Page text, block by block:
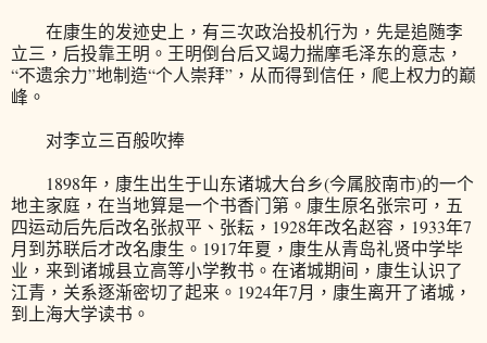
在康生的发迹史上，有三次政治投机行为，先是追随李
立三，后投靠王明。王明倒台后又竭力揣摩毛泽东的意志，
“不遗余力”地制造“个人崇拜”，从而得到信任，爬上权力的巅
峰。
对李立三百般吹捧
1898年，康生出生于山东诸城大台乡(今属胶南市)的一个
地主家庭，在当地算是一个书香门第。康生原名张宗可，五
四运动后先后改名张叔平、张耘，1928年改名赵容，1933年7
月到苏联后才改名康生。1917年夏，康生从青岛礼贤中学毕
业，来到诸城县立高等小学教书。在诸城期间，康生认识了
江青，关系逐渐密切了起来。1924年7月，康生离开了诸城，
到上海大学读书。